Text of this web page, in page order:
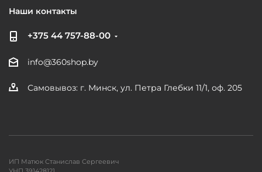
Наши контакты
+375 44 757-88-00
info@360shop.by
Самовывоз: г. Минск, ул. Петра Глебки 11/1, оф. 205
ИП Матюк Станислав Сергеевич